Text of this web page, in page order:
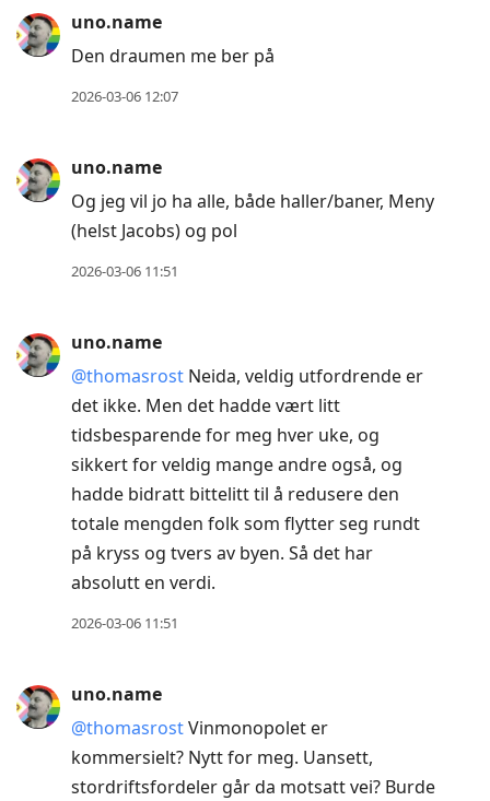
to
previous
reply
to
current
view
conversation
uno.name
Den draumen me ber på
2026-03-06 12:07
uno.name
Og jeg vil jo ha alle, både haller/baner, Meny
(helst Jacobs) og pol
2026-03-06 11:51
uno.name
@thomasrost Neida, veldig utfordrende er
det ikke. Men det hadde vært litt
tidsbesparende for meg hver uke, og
sikkert for veldig mange andre også, og
hadde bidratt bittelitt til å redusere den
totale mengden folk som flytter seg rundt
på kryss og tvers av byen. Så det har
absolutt en verdi.
2026-03-06 11:51
uno.name
@thomasrostVinmonopolet er
kommersielt? Nytt for meg. Uansett,
stordriftsfordeler går da motsatt vei? Burde